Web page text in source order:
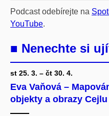
Podcast odebírejte na
YouTube.
■ Nenechte si
st 25. 3. – čt 30. 4.
Eva Vaňová –
objekty a obrazy